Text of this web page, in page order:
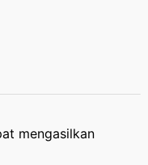
mengasilkan